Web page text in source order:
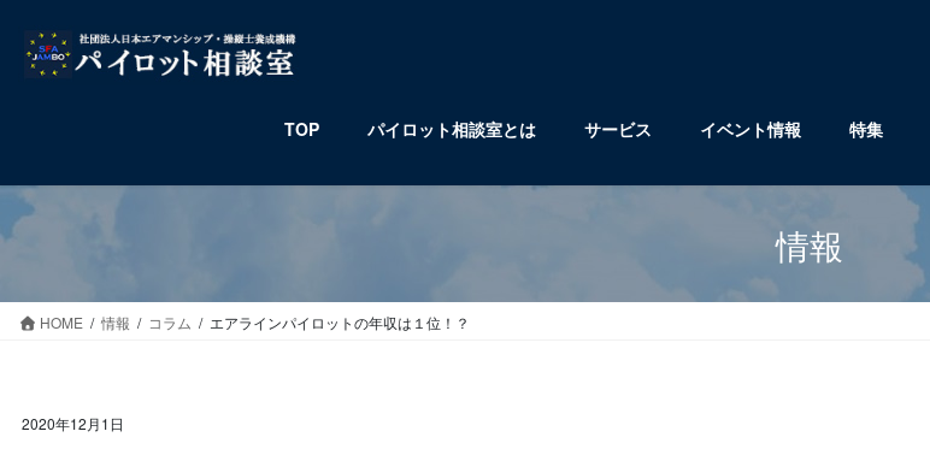
ス
キ
ッ
ン
に
移
TOP パイロット相談室とは サービス イベント情報 特集
情報
HOME 情報 コラム エアラインパイロットの年収は１位！？
2020年12月1日